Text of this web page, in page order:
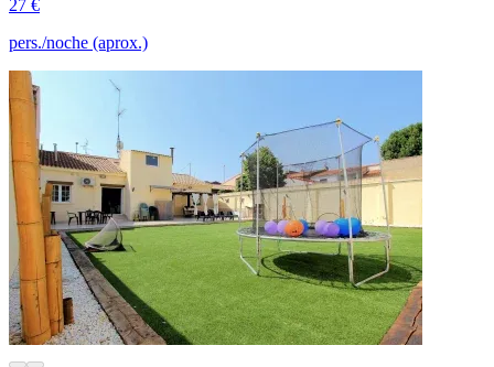
27 €
pers./noche (aprox.)